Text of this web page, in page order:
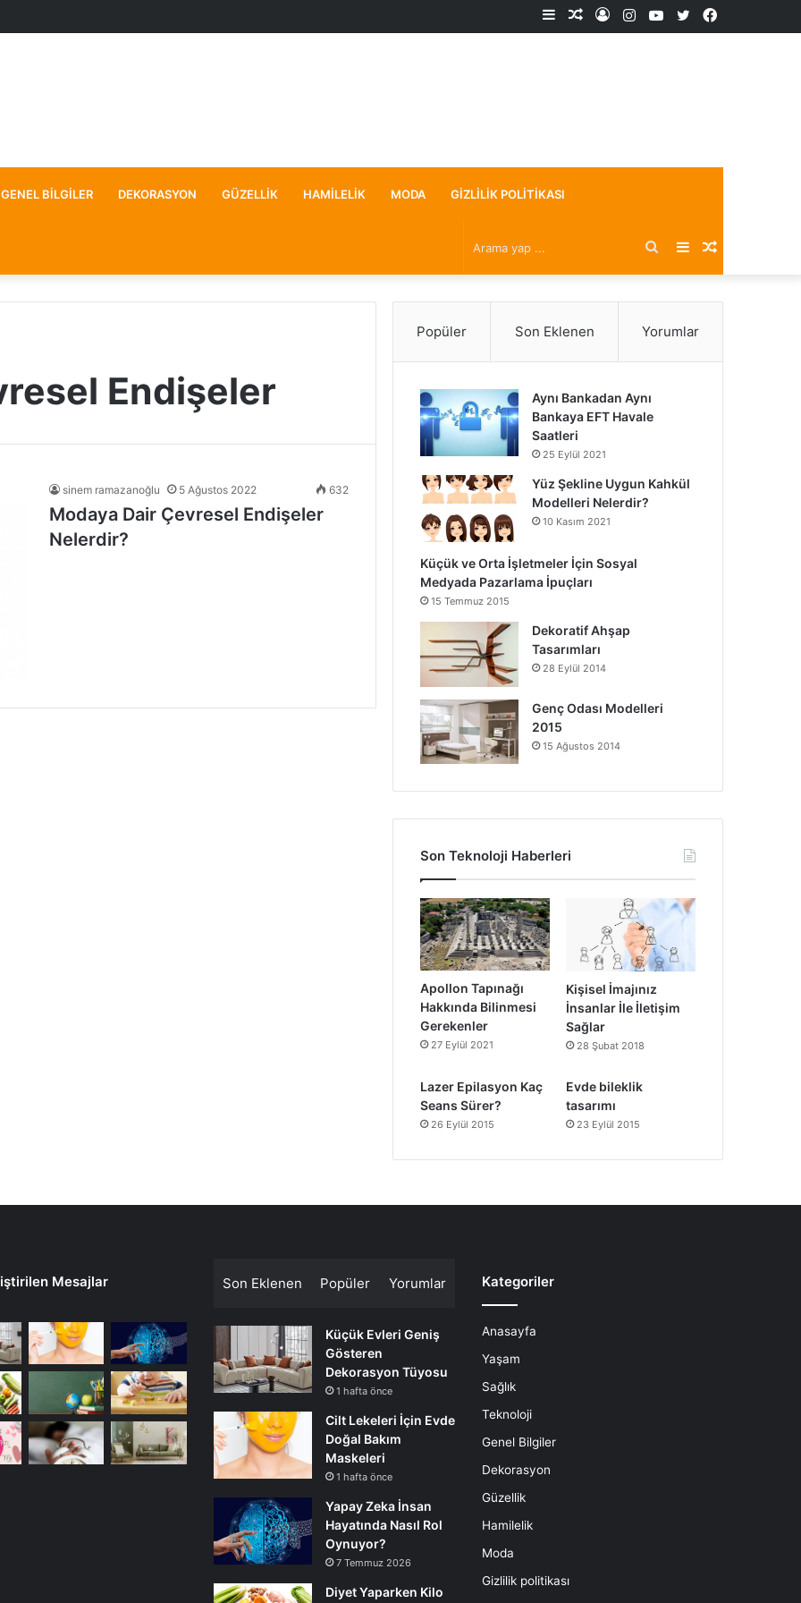
Facebook
X
YouTube
Instagram
Kayıt
Rastgele
Kenar
GENEL BILGILER DEKORASYON GÜZELLIK HAMILELIK MODA GIZLILIK POLITIKASI
Rastgele
Makale
Kenar
Bölmesi
Arama
yap
Endişeler
sinem ramazanoğlu 5 Ağustos 2022 632
Modaya Dair Çevresel Endişeler
Nelerdir?
Popüler Son Eklenen Yorumlar
Aynı Bankadan Aynı
Bankaya EFT Havale
Saatleri
25 Eylül 2021
Yüz Şekline Uygun Kahkül
Modelleri Nelerdir?
10 Kasım 2021
Küçük ve Orta İşletmeler İçin Sosyal
Medyada Pazarlama İpuçları
15 Temmuz 2015
Dekoratif Ahşap
Tasarımları
28 Eylül 2014
Genç Odası Modelleri
2015
15 Ağustos 2014
Son Teknoloji Haberleri
Apollon Tapınağı
Hakkında Bilinmesi
Gerekenler
27 Eylül 2021
Kişisel İmajınız
İnsanlar İle İletişim
Sağlar
28 Şubat 2018
Lazer Epilasyon Kaç
Seans Sürer?
26 Eylül 2015
Evde bileklik
tasarımı
23 Eylül 2015
Mesajlar Son Eklenen Popüler Yorumlar
Küçük Evleri Geniş
Gösteren
Dekorasyon Tüyosu
1 hafta önce
Cilt Lekeleri İçin Evde
Doğal Bakım
Maskeleri
1 hafta önce
Yapay Zeka İnsan
Hayatında Nasıl Rol
Oynuyor?
7 Temmuz 2026
Diyet Yaparken Kilo
Kategoriler
Anasayfa
Yaşam
Sağlık
Teknoloji
Genel Bilgiler
Dekorasyon
Güzellik
Hamilelik
Moda
Gizlilik politikası